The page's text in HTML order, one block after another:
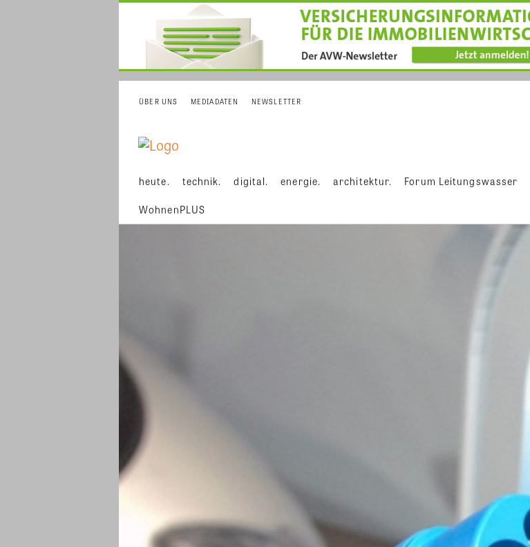
ÜBER UNS MEDIADATEN NEWSLETTER
heute. technik. digital. energie. architektur. Forum Leitungswasser
WohnenPLUS